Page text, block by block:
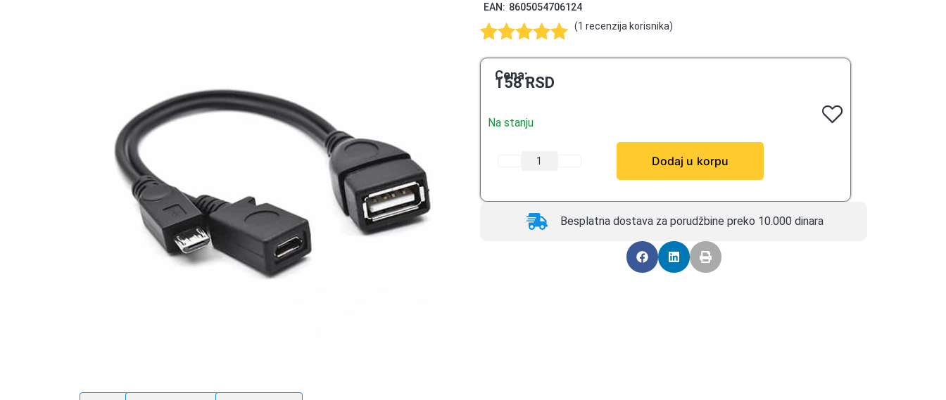
EAN: 8605054706124
Ocenjeno
5.00od 5
na osnovu
1
(1 recenzija korisnika)
Cena:
158RSD
Na stanju
Dodaj u korpu
Besplatna dostava za porudžbine preko 10.000 dinara